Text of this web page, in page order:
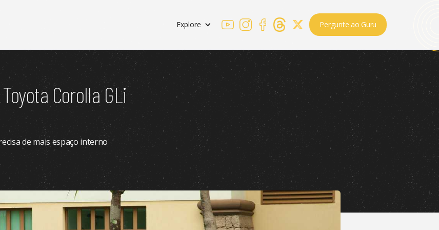
Explore Pergunte ao Guru
Corolla GLi
de mais espaço interno